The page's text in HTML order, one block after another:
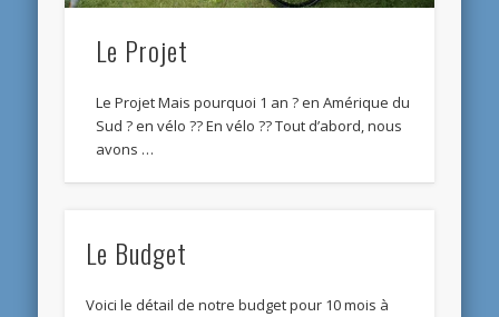
Le Projet
Le Projet Mais pourquoi 1 an ? en Amérique du
Sud ? en vélo ?? En vélo ?? Tout d’abord, nous
avons …
Le Budget
Voici le détail de notre budget pour 10 mois à